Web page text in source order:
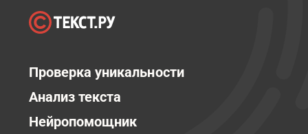
Проверка уникальности
Анализ текста
Нейропомощник